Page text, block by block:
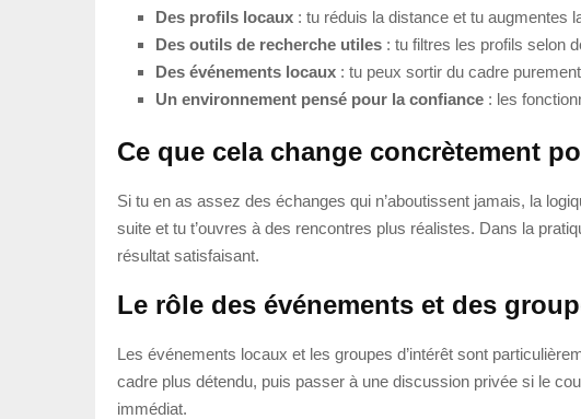
Des profils locaux : tu réduis la distance et tu augmentes
Des outils de recherche utiles : tu filtres les profils selon
Des événements locaux : tu peux sortir du cadre
Un environnement pensé pour la confiance : les
Ce que cela change concrètement
Si tu en as assez des échanges qui n’aboutissent jamais, la
suite et tu t’ouvres à des rencontres plus réalistes. Dans la
résultat satisfaisant.
Le rôle des événements et des
Les événements locaux et les groupes d’intérêt sont
cadre plus détendu, puis passer à une discussion privée si le
immédiat.